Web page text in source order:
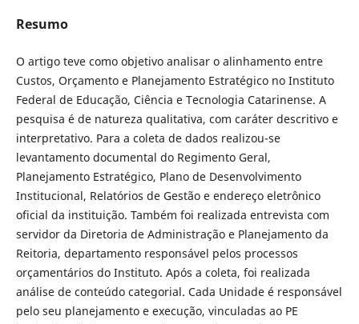
Resumo
O artigo teve como objetivo analisar o alinhamento entre
Custos, Orçamento e Planejamento Estratégico no Instituto
Federal de Educação, Ciência e Tecnologia Catarinense. A
pesquisa é de natureza qualitativa, com caráter descritivo e
interpretativo. Para a coleta de dados realizou-se
levantamento documental do Regimento Geral,
Planejamento Estratégico, Plano de Desenvolvimento
Institucional, Relatórios de Gestão e endereço eletrônico
oficial da instituição. Também foi realizada entrevista com
servidor da Diretoria de Administração e Planejamento da
Reitoria, departamento responsável pelos processos
orçamentários do Instituto. Após a coleta, foi realizada
análise de conteúdo categorial. Cada Unidade é responsável
pelo seu planejamento e execução, vinculadas ao PE